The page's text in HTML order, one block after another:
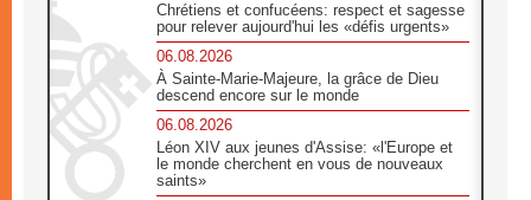
Chrétiens et confucéens: respect et sagesse
pour relever aujourd'hui les «défis urgents»
06.08.2026
À Sainte-Marie-Majeure, la grâce de Dieu
descend encore sur le monde
06.08.2026
Léon XIV aux jeunes d'Assise: «l'Europe et
le monde cherchent en vous de nouveaux
saints»